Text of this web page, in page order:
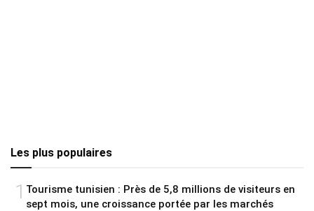
Les plus populaires
1 Tourisme tunisien : Près de 5,8 millions de visiteurs en
sept mois, une croissance portée par les marchés